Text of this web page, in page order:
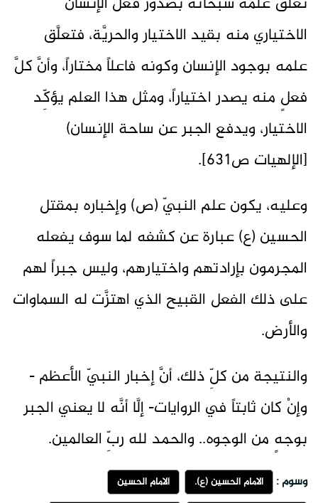
الاختياري منه بقيد الاختيار والحريَّة، فتعلَّق
علمه بوجود الإنسان وكونه فاعلاً مختاراً، وأنَّ كلَّ
فعلٍ منه يصدر اختياراً، ومثل هذا العلم يؤكِّد
الاختيار، ويدفع الجبر عن ساحة الإنسان)
[الإلهيات ص631].
وعليه، يكون علم النبيّ (ص) وإخباره بمقتل
الحسين (ع) عبارة عن كشفه لما سوف يفعله
المجرمون بإرادتهم واختيارهم، وليس جبراً لهم
على ذلك الفعل القبيح الذي اهتزَّت له السماوات
والأرض.
والنتيجة من كلِّ ذلك، أنَّ إخبار النبيّ الأعظم -
وإنْ كان ثابتاً في الروايات- إلَّا أنَّه لا يعني الجبر
بوجهٍ من الوجوه.. والحمد لله ربِّ العالمين.
وسوم : الامام الحسين (ع).
الامام الحسين